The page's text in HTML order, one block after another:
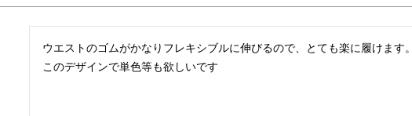
ウエストのゴムがかなりフレキシブルに伸びるので、とても楽に履けます。
このデザインで単色等も欲しいです